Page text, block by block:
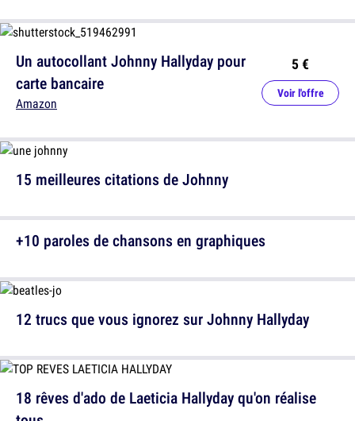
Un autocollant Johnny Hallyday pour
carte bancaire
Amazon
5 €
Voir l'offre
12 trucs que vous ignorez sur Johnny Hallyday
15 meilleures citations de Johnny
+10 paroles de chansons en graphiques
18 rêves d'ado de Laeticia Hallyday qu'on réalise